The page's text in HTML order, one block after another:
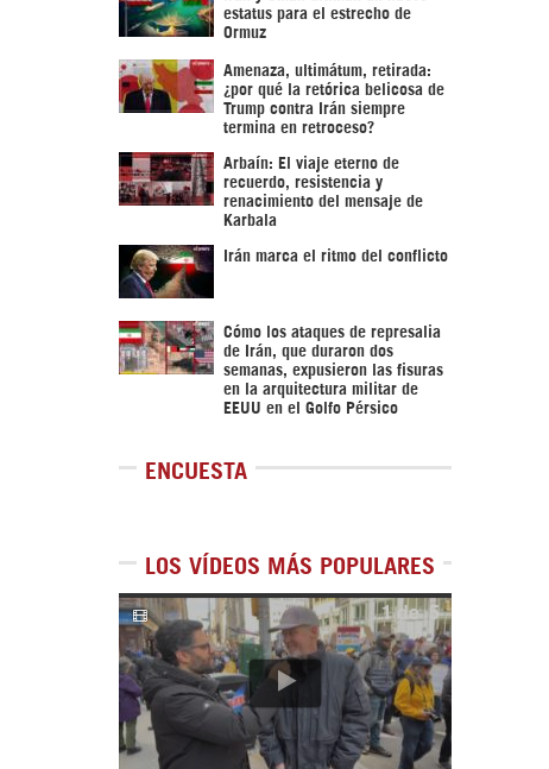
estatus para el estrecho de
Ormuz
Amenaza, ultimátum, retirada:
¿por qué la retórica belicosa de
Trump contra Irán siempre
termina en retroceso?
Arbaín: El viaje eterno de
recuerdo, resistencia y
renacimiento del mensaje de
Karbala
Irán marca el ritmo del conflicto
Cómo los ataques de represalia
de Irán, que duraron dos
semanas, expusieron las fisuras
en la arquitectura militar de
EEUU en el Golfo Pérsico
ENCUESTA
LOS VÍDEOS MÁS POPULARES
1de5